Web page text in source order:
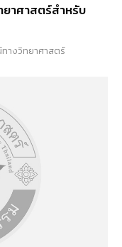
าศาสตร์สำหรับ
างวิทยาศาสตร์